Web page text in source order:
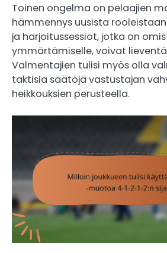
Toinen ongelma on pelaajien
hämmennys uusista
ja harjoitussessiot, jotka on
ymmärtämiselle, voivat
Valmentajien tulisi myös olla
taktisia säätöjä vastustajan
heikkouksien perusteella.